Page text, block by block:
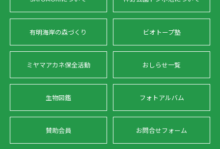
有明海岸の森づくり ビオトープ塾
ミヤマアカネ保全活動 おしらせ一覧
生物図鑑 フォトアルバム
賛助会員 お問合せフォーム